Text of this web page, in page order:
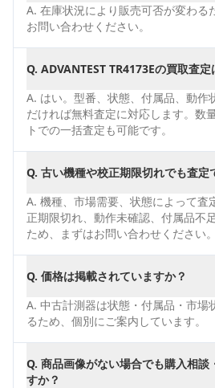
A. 在庫状況により販売可否が変わる
お問い合わせください。
Q. ADVANTEST TR4173Eの買取査定
A. はい。型番、状態、付属品、動作
だければ無料査定に対応します。数
トでの一括査定も可能です。
Q. 古い機種や校正期限切れでも査定
A. 機種、市場需要、状態によって査
正期限切れ、動作未確認、付属品不
ため、まずはお問い合わせください。
Q. 価格は掲載されていますか？
A. 中古計測器は状態・付属品・市場
るため、個別にご案内しています。
Q. 商品画像がない場合でも購入相談
すか？